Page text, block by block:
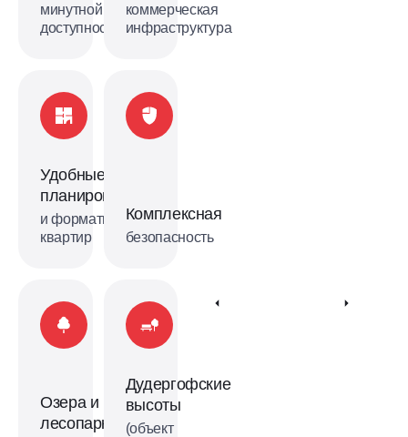
минутной
доступности
коммерческая
инфраструктура
Удобные
планировки
и форматы
квартир
Комплексная
безопасность
Озера и
лесопарки
Дудергофские
высоты
(объект